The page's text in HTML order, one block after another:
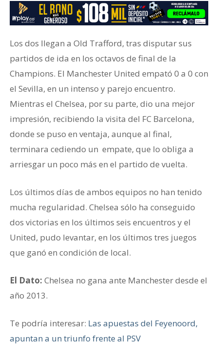
Los dos llegan a Old Trafford, tras disputar sus
partidos de ida en los octavos de final de la
Champions. El Manchester United empató 0 a 0 con
el Sevilla, en un intenso y parejo encuentro.
Mientras el Chelsea, por su parte, dio una mejor
impresión, recibiendo la visita del FC Barcelona,
donde se puso en ventaja, aunque al final,
terminara cediendo un empate, que lo obliga a
arriesgar un poco más en el partido de vuelta.
Los últimos días de ambos equipos no han tenido
mucha regularidad. Chelsea sólo ha conseguido
dos victorias en los últimos seis encuentros y el
United, pudo levantar, en los últimos tres juegos
que ganó en condición de local.
El Dato: Chelsea no gana ante Manchester desde el
año 2013.
Te podría interesar: Las apuestas del Feyenoord,
apuntan a un triunfo frente al PSV